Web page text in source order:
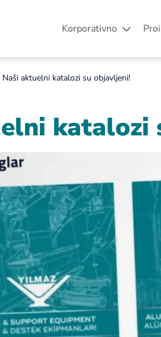
Korporativno
Naši aktuelni katalozi su objavljeni!
katalozi